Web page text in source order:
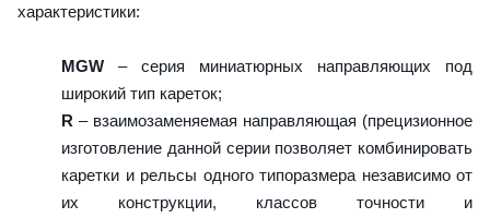
характеристики:
MGW – серия миниатюрных направляющих под
широкий тип кареток;
R – взаимозаменяемая направляющая (прецизионное
изготовление данной серии позволяет комбинировать
каретки и рельсы одного типоразмера независимо от
их конструкции, классов точности и